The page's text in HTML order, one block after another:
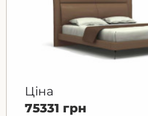
Ціна
75331 грн